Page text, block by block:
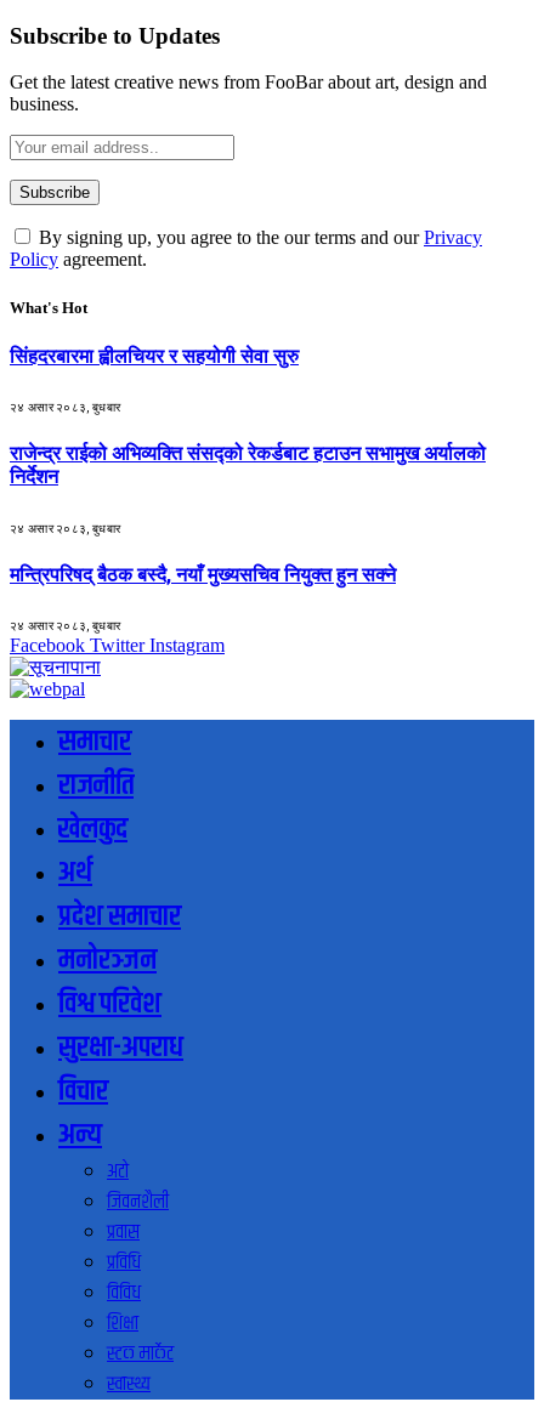
Subscribe to Updates
Get the latest creative news from FooBar about art, design and
business.
By signing up, you agree to the our terms and ourPrivacy
Policy agreement.
What's Hot
सिंहदरबारमा ह्वीलचियर र सहयोगी सेवा सुरु
२४ असार २०८३, बुधबार
राजेन्द्र राईको अभिव्यक्ति संसद्को रेकर्डबाट हटाउन सभामुख अर्यालको
निर्देशन
२४ असार २०८३, बुधबार
मन्त्रिपरिषद् बैठक बस्दै, नयाँ मुख्यसचिव नियुक्त हुन सक्ने
२४ असार २०८३, बुधबार
Facebook Twitter Instagram
समाचार
राजनीति
खेलकुद
अर्थ
प्रदेश समाचार
मनोरञ्जन
विश्व परिवेश
सुरक्षा-अपराध
विचार
अन्य
अटो
जिवनशैली
प्रवास
प्रविधि
विविध
शिक्षा
स्टक मार्केट
स्वास्थ्य